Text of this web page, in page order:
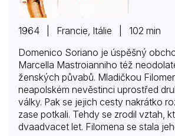
1964 | Francie, Itálie | 102 min
Domenico Soriano je úspěšný
Marcella Mastroianniho též
ženských půvabů. Mladičkou
neapolském nevěstinci uprostřed
války. Pak se jejich cesty nakrátko
zase potkali. Tehdy se zrodil vztah,
dvaadvacet let. Filomena se stala